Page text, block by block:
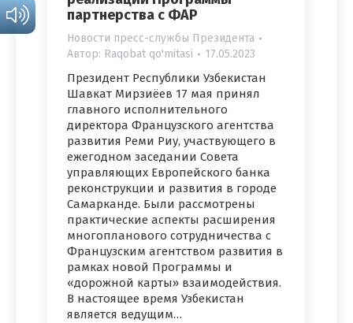
партнерства с ФАР
Новости пресс-службы Президента
Автор: Raqobat qo'mitasi 17.05.2023
Президент Республики Узбекистан
Шавкат Мирзиёев 17 мая принял
главного исполнительного
директора Французского агентства
развития Реми Риу, участвующего в
ежегодном заседании Совета
управляющих Европейского банка
реконструкции и развития в городе
Самарканде. Были рассмотрены
практические аспекты расширения
многопланового сотрудничества с
Французским агентством развития в
рамках новой Программы и
«дорожной карты» взаимодействия.
В настоящее время Узбекистан
является ведущим…